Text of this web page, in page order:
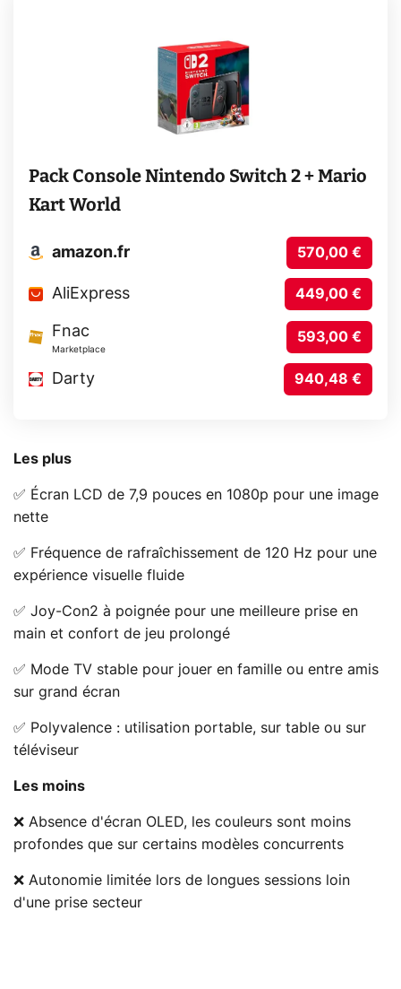
Pack Console Nintendo Switch 2 + Mario
Kart World
amazon.fr 570,00 €
AliExpress 449,00 €
Fnac
Marketplace
593,00 €
Darty 940,48 €
Les plus
✅ Écran LCD de 7,9 pouces en 1080p pour une image
nette
✅ Fréquence de rafraîchissement de 120 Hz pour une
expérience visuelle fluide
✅ Joy-Con2 à poignée pour une meilleure prise en
main et confort de jeu prolongé
✅ Mode TV stable pour jouer en famille ou entre amis
sur grand écran
✅ Polyvalence : utilisation portable, sur table ou sur
téléviseur
Les moins
❌ Absence d'écran OLED, les couleurs sont moins
profondes que sur certains modèles concurrents
❌ Autonomie limitée lors de longues sessions loin
d'une prise secteur